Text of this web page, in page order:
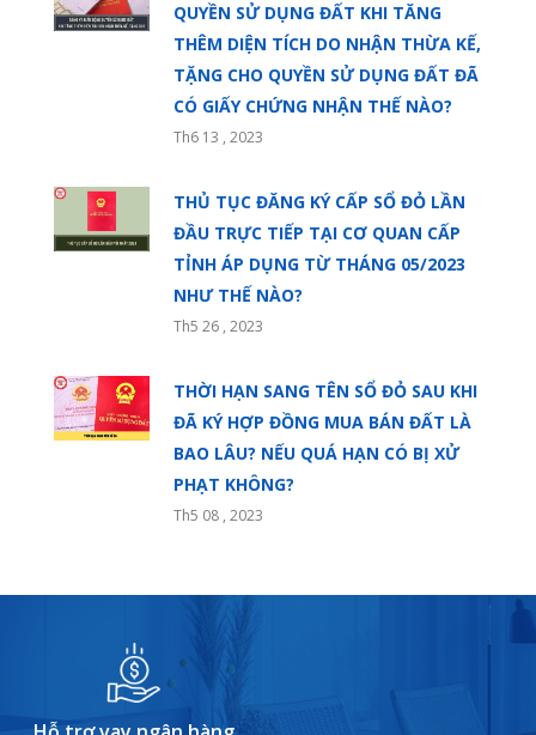
QUYỀN SỬ DỤNG ĐẤT KHI TĂNG
THÊM DIỆN TÍCH DO NHẬN THỪA KẾ,
TẶNG CHO QUYỀN SỬ DỤNG ĐẤT ĐÃ
CÓ GIẤY CHỨNG NHẬN THẾ NÀO?
Th6 13 , 2023
THỦ TỤC ĐĂNG KÝ CẤP SỔ ĐỎ LẦN
ĐẦU TRỰC TIẾP TẠI CƠ QUAN CẤP
TỈNH ÁP DỤNG TỪ THÁNG 05/2023
NHƯ THẾ NÀO?
Th5 26 , 2023
THỜI HẠN SANG TÊN SỔ ĐỎ SAU KHI
ĐÃ KÝ HỢP ĐỒNG MUA BÁN ĐẤT LÀ
BAO LÂU? NẾU QUÁ HẠN CÓ BỊ XỬ
PHẠT KHÔNG?
Th5 08 , 2023